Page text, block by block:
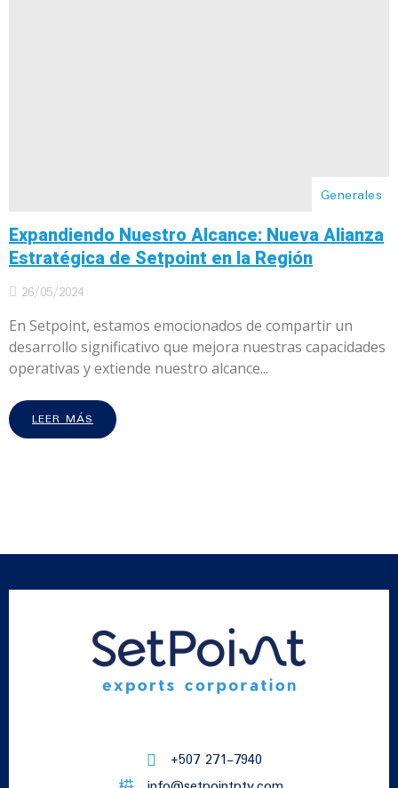
Generales
Expandiendo Nuestro Alcance: Nueva Alianza
Estratégica de Setpoint en la Región
26/05/2024
En Setpoint, estamos emocionados de compartir un
desarrollo significativo que mejora nuestras capacidades
operativas y extiende nuestro alcance...
LEER MÁS
+507 271-7940